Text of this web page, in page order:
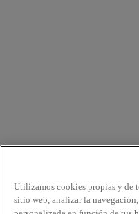
Utilizamos cookies propias y de
sitio web, analizar la